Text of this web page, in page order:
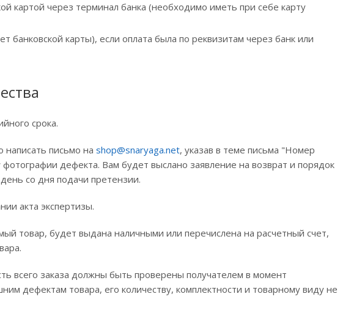
картой через терминал банка (необходимо иметь при себе карту
банковской карты), если оплата была по реквизитам через банк или
срока.
письмо на shop@snaryaga.net, указав в теме письма "Номер
дефекта. Вам будет выслано заявление на возврат и порядок
со дня подачи претензии.
акта экспертизы.
товар, будет выдана наличными или перечислена на расчетный счет,
всего заказа должны быть проверены получателем в момент
дефектам товара, его количеству, комплектности и товарному виду не